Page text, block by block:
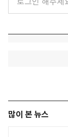
많이 본 뉴스